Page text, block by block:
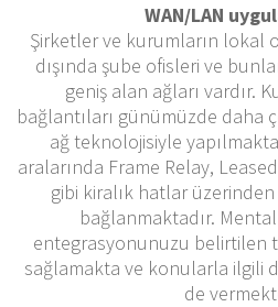
WAN/LAN
Şirketler ve kurumların lokal
dışında şube ofisleri ve
geniş alan ağları vardır.
bağlantıları günümüzde daha
ağ teknolojisiyle
aralarında Frame Relay,
gibi kiralık hatlar
bağlanmaktadır.
entegrasyonunuzu belirtilen
sağlamakta ve konularla ilgili
de